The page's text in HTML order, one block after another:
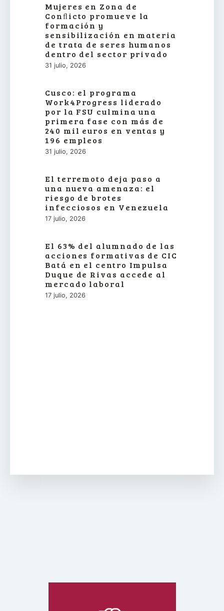
Mujeres en Zona de
Conﬂicto promueve la
formación y
sensibilización en materia
de trata de seres humanos
dentro del sector privado
31 julio, 2026
Cusco: el programa
Work4Progress liderado
por la FSU culmina una
primera fase con más de
240 mil euros en ventas y
196 empleos
31 julio, 2026
El terremoto deja paso a
una nueva amenaza: el
riesgo de brotes
infecciosos en Venezuela
17 julio, 2026
El 63% del alumnado de las
acciones formativas de CIC
Batá en el centro Impulsa
Duque de Rivas accede al
mercado laboral
17 julio, 2026